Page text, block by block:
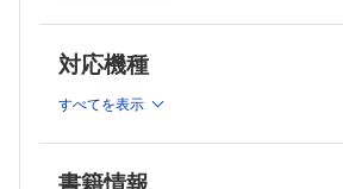
01 唾液腺病変の病態を中心に
SSの疫学
SSの病因・病態
はじめに
関節リウマチの治療と予防
おわりに
GCAの病態
対応機種
すべてを表示